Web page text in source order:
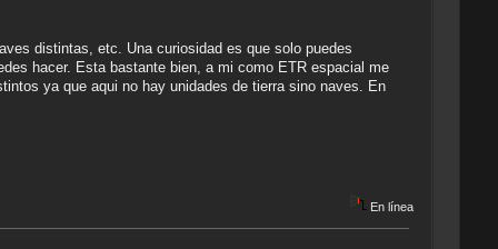
distintas, etc. Una curiosidad es que solo puedes
hacer. Esta bastante bien, a mi como ETR espacial me
ya que aqui no hay unidades de tierra sino naves. En
En línea